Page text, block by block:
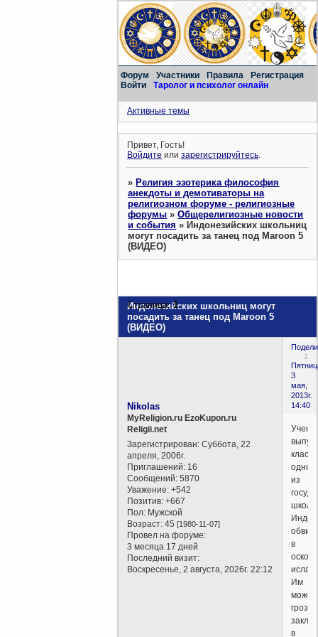
Форум Участники Правила
Регистрация
Войти
Таролог и психолог онлайн
Активные темы
Привет, Гость!
Войдите илизарегистрируйтесь.
»Религия эзотерика философия
анекдоты и демотиваторы на
религиозном форуме - религиозные
форумы »Общерелигиозные новости
и события »Индонезийских школьниц
могут посадить за танец под Maroon 5
(ВИДЕО)
Индонезийских школьниц могут
посадить за танец под Maroon 5
(ВИДЕО)
Страница:1
1
3
мая,
2013г.
14:40
Nikolas
MyReligion.ru EzoKupon.ru
Religii.net
Зарегистрирован: Суббота, 22
апреля, 2006г.
Приглашений: 16
Сообщений: 5870
Уважение: +542
Позитив: +667
Пол: Мужской
Возраст: 45[1980-11-07]
Провел на форуме:
3 месяца 17 дней
Последний визит:
Воскресенье, 2 августа, 2026г. 22:12
класса
одной
из
школ
в
Им
может
в